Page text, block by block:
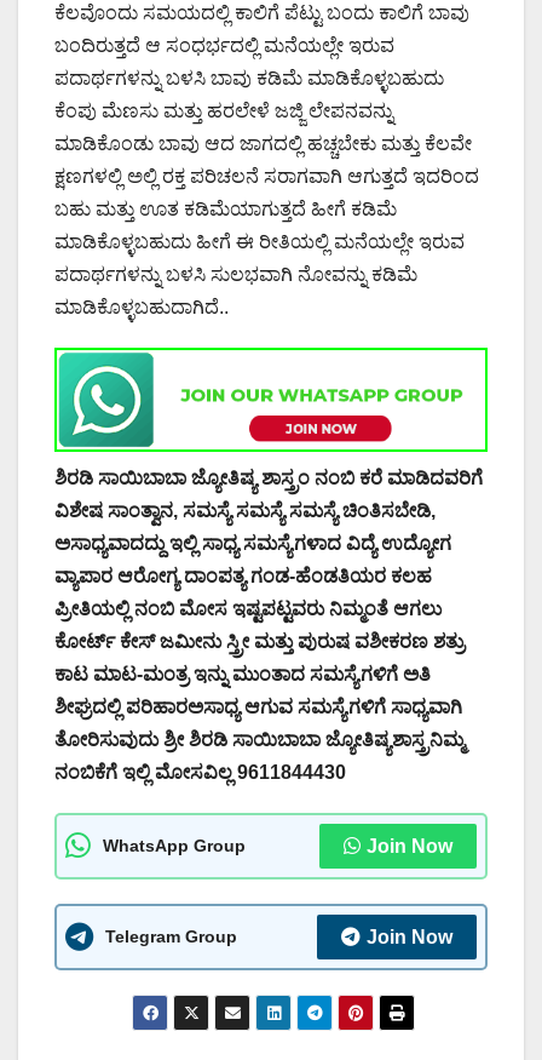
ಕೆಲವೊಂದು ಸಮಯದಲ್ಲಿ ಕಾಲಿಗೆ ಪೆಟ್ಟು ಬಂದು ಕಾಲಿಗೆ ಬಾವು
ಬಂದಿರುತ್ತದೆ ಆ ಸಂಧರ್ಭದಲ್ಲಿ ಮನೆಯಲ್ಲೇ ಇರುವ
ಪದಾರ್ಥಗಳನ್ನು ಬಳಸಿ ಬಾವು ಕಡಿಮೆ ಮಾಡಿಕೊಳ್ಳಬಹುದು
ಕೆಂಪು ಮೆಣಸು ಮತ್ತು ಹರಲೇಳೆ ಜಜ್ಜಿ ಲೇಪನವನ್ನು
ಮಾಡಿಕೊಂಡು ಬಾವು ಆದ ಜಾಗದಲ್ಲಿ ಹಚ್ಚಬೇಕು ಮತ್ತು ಕೆಲವೇ
ಕ್ಷಣಗಳಲ್ಲಿ ಅಲ್ಲಿ ರಕ್ತ ಪರಿಚಲನೆ ಸರಾಗವಾಗಿ ಆಗುತ್ತದೆ ಇದರಿಂದ
ಬಹು ಮತ್ತು ಊತ ಕಡಿಮೆಯಾಗುತ್ತದೆ ಹೀಗೆ ಕಡಿಮೆ
ಮಾಡಿಕೊಳ್ಳಬಹುದು ಹೀಗೆ ಈ ರೀತಿಯಲ್ಲಿ ಮನೆಯಲ್ಲೇ ಇರುವ
ಪದಾರ್ಥಗಳನ್ನು ಬಳಸಿ ಸುಲಭವಾಗಿ ನೋವನ್ನು ಕಡಿಮೆ
ಮಾಡಿಕೊಳ್ಳಬಹುದಾಗಿದೆ..
ಶಿರಡಿ ಸಾಯಿಬಾಬಾ ಜ್ಯೋತಿಷ್ಯ ಶಾಸ್ತ್ರಂ ನಂಬಿ ಕರೆ ಮಾಡಿದವರಿಗೆ
ವಿಶೇಷ ಸಾಂತ್ವಾನ, ಸಮಸ್ಯೆ ಸಮಸ್ಯೆ ಸಮಸ್ಯೆ ಚಿಂತಿಸಬೇಡಿ,
ಅಸಾಧ್ಯವಾದದ್ದು ಇಲ್ಲಿ ಸಾಧ್ಯ ಸಮಸ್ಯೆಗಳಾದ ವಿದ್ಯೆ ಉದ್ಯೋಗ
ವ್ಯಾಪಾರ ಆರೋಗ್ಯ ದಾಂಪತ್ಯ ಗಂಡ-ಹೆಂಡತಿಯರ ಕಲಹ
ಪ್ರೀತಿಯಲ್ಲಿ ನಂಬಿ ಮೋಸ ಇಷ್ಟಪಟ್ಟವರು ನಿಮ್ಮಂತೆ ಆಗಲು
ಕೋರ್ಟ್ ಕೇಸ್ ಜಮೀನು ಸ್ತ್ರೀ ಮತ್ತು ಪುರುಷ ವಶೀಕರಣ ಶತ್ರು
ಕಾಟ ಮಾಟ-ಮಂತ್ರ ಇನ್ನು ಮುಂತಾದ ಸಮಸ್ಯೆಗಳಿಗೆ ಅತಿ
ಶೀಘ್ರದಲ್ಲಿ ಪರಿಹಾರಅಸಾಧ್ಯ ಆಗುವ ಸಮಸ್ಯೆಗಳಿಗೆ ಸಾಧ್ಯವಾಗಿ
ತೋರಿಸುವುದು ಶ್ರೀ ಶಿರಡಿ ಸಾಯಿಬಾಬಾ ಜ್ಯೋತಿಷ್ಯಶಾಸ್ತ್ರನಿಮ್ಮ
ನಂಬಿಕೆಗೆ ಇಲ್ಲಿ ಮೋಸವಿಲ್ಲ 9611844430
WhatsApp Group Join Now
Telegram Group Join Now